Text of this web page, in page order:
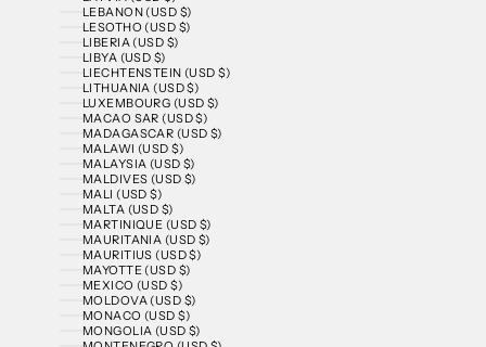
LEBANON (USD $)
LESOTHO (USD $)
LIBERIA (USD $)
LIBYA (USD $)
LIECHTENSTEIN (USD $)
LITHUANIA (USD $)
LUXEMBOURG (USD $)
MACAO SAR (USD $)
MADAGASCAR (USD $)
MALAWI (USD $)
MALAYSIA (USD $)
MALDIVES (USD $)
MALI (USD $)
MALTA (USD $)
MARTINIQUE (USD $)
MAURITANIA (USD $)
MAURITIUS (USD $)
MAYOTTE (USD $)
MEXICO (USD $)
MOLDOVA (USD $)
MONACO (USD $)
MONGOLIA (USD $)